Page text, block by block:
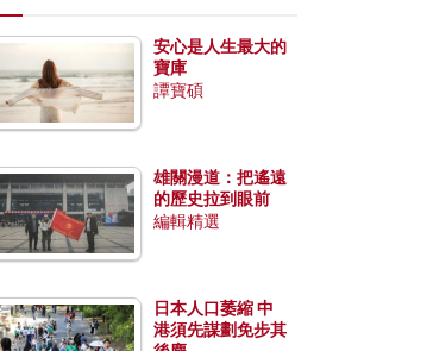
安心是人生最大的
寶庫
譚寶碩
雄關漫道：把遙遠
的歷史拉到眼前
編輯精選
日本人口萎縮 中
港須先謀劃免步其